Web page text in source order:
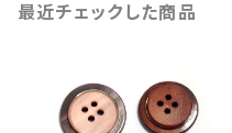
最近チェックした商品